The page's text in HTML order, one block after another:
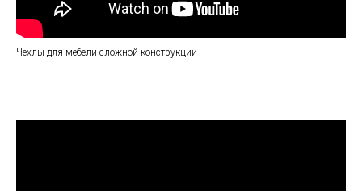
Чехлы для мебели сложной конструкции